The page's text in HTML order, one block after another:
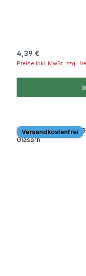
Regulärer Preis:
4,39 €
Preise inkl. MwSt. zzgl.
Versandkostenfrei